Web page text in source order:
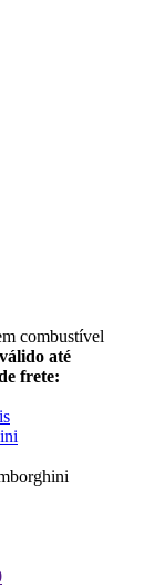
combustível
até
frete: